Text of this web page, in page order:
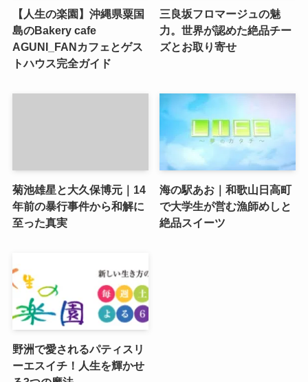
【人生の楽園】沖縄県粟国
島のBakery cafe
AGUNI_FANカフェとゲス
トハウス完全ガイド
三良坂フロマージュの魅
力。世界が認めた絶品チー
ズとお取り寄せ
菊池雄星と大久保博元｜14
年前の暴行事件から和解に
至った真実
海の駅あお｜和歌山日高町
で大学生が営む漁師めしと
絶品スイーツ
野洲で愛されるパティスリ
ーエスイチ！人生を輝かせ